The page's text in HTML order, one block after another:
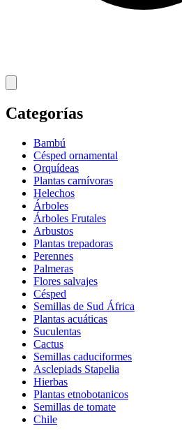
Categorías
Bambú
Césped ornamental
Orquídeas
Plantas carnívoras
Helechos
Árboles
Árboles Frutales
Arbustos
Plantas trepadoras
Perennes
Palmeras
Flores salvajes
Césped
Semillas de Sud África
Plantas acuáticas
Suculentas
Cactus
Semillas caduciformes
Asclepiads Stapelia
Hierbas
Plantas etnobotanicos
Semillas de tomate
Chile